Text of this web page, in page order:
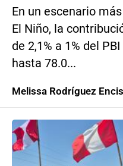
En un escenario
El Niño, la
de 2,1% a 1% del
hasta 78.0...
Melissa Rodríguez